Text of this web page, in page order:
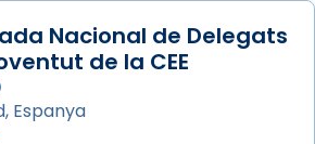
Nacional de Delegats
de la CEE
Espanya